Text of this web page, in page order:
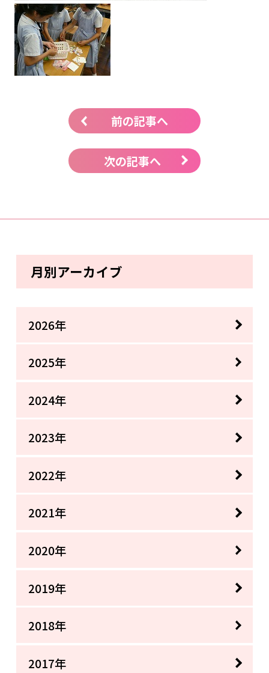
前の記事へ
次の記事へ
月別アーカイブ
2026年
2025年
2024年
2023年
2022年
2021年
2020年
2019年
2018年
2017年